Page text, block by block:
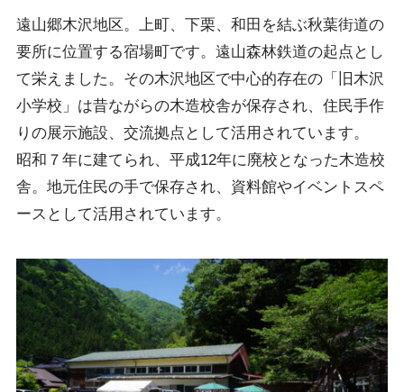
遠山郷木沢地区。上町、下栗、和田を結ぶ秋葉街道の
要所に位置する宿場町です。遠山森林鉄道の起点とし
て栄えました。その木沢地区で中心的存在の「旧木沢
小学校」は昔ながらの木造校舎が保存され、住民手作
りの展示施設、交流拠点として活用されています。
昭和７年に建てられ、平成12年に廃校となった木造校
舎。地元住民の手で保存され、資料館やイベントスペ
ースとして活用されています。